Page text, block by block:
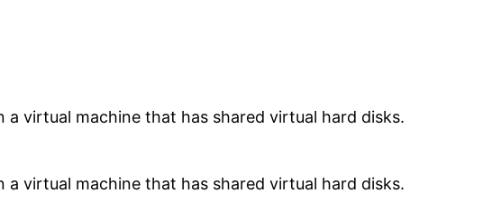
virtual machine that has shared virtual hard disks.
virtual machine that has shared virtual hard disks.